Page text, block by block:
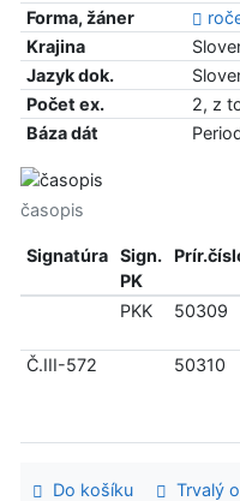
Forma, žáner
Krajina
Jazyk dok.
Počet ex.
2, z
Báza dát
časopis
Signatúra
Sign.
PK
PKK 50309
Č.III-572
50310
Do košíku Trvalý